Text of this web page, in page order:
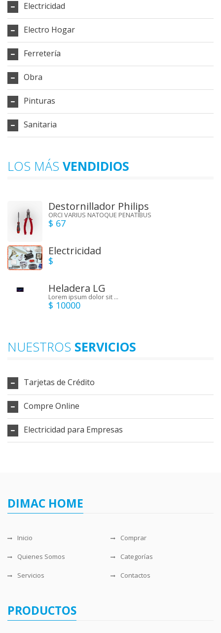
Electricidad
Electro Hogar
Ferretería
Obra
Pinturas
Sanitaria
LOS MÁS VENDIDIOS
Destornillador Philips
ORCI VARIUS NATOQUE PENATIBUS
$ 67
Electricidad
$
Heladera LG
Lorem ipsum dolor sit ...
$ 10000
NUESTROS SERVICIOS
Tarjetas de Crédito
Compre Online
Electricidad para Empresas
DIMAC HOME
Inicio Comprar
Quienes Somos Categorías
Servicios Contactos
PRODUCTOS